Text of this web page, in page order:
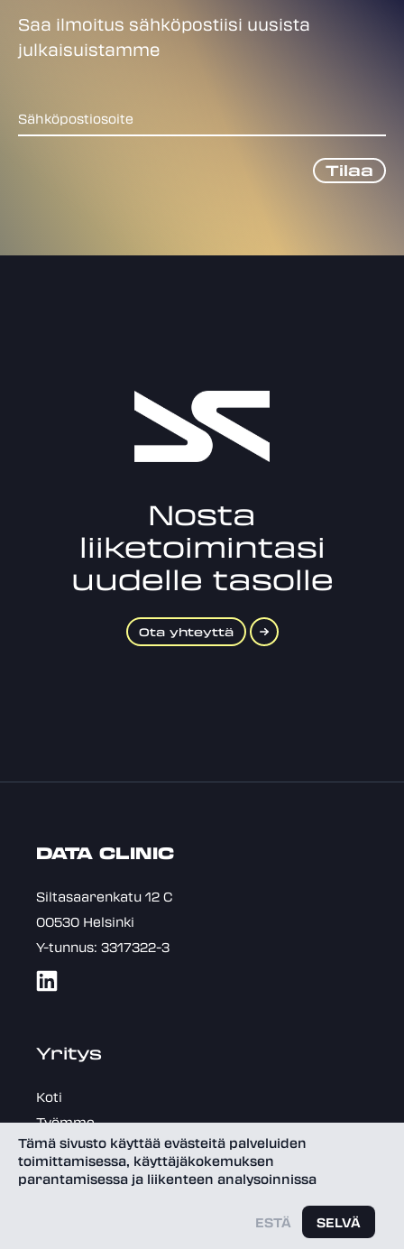
Saa ilmoitus sähköpostiisi uusista
julkaisuistamme
Sähköpostiosoite
Tilaa
Nosta
liiketoimintasi
uudelle tasolle
Ota yhteyttä
DATA CLINIC
Siltasaarenkatu 12 C
00530 Helsinki
Y-tunnus: 3317322-3
Yritys
Koti
Työmme
Meistä
Blogi
Tämä sivusto käyttää evästeitä palveluiden
toimittamisessa, käyttäjäkokemuksen
parantamisessa ja liikenteen analysoinnissa
SELVÄ
ESTÄ